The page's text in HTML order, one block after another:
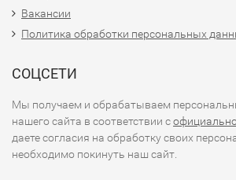
Вакансии
Политика обработки персональных
СОЦСЕТИ
Мы получаем и обрабатываем
нашего сайта в соответствии с
даете согласия на обработку своих
необходимо покинуть наш сайт.